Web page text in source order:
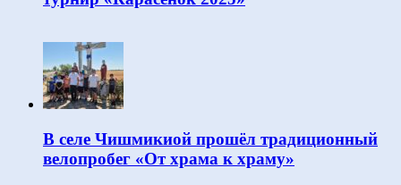
В селе Чишмикиой прошёл традиционный
велопробег «От храма к храму»